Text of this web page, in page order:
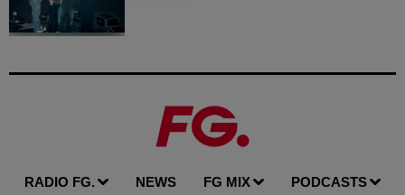
RADIO FG. NEWS FG MIX PODCASTS